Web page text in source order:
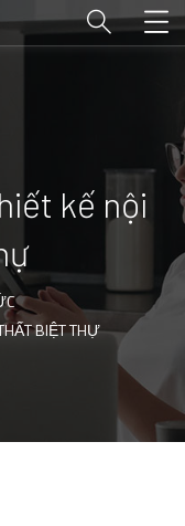
kế nội
BIỆT THỰ